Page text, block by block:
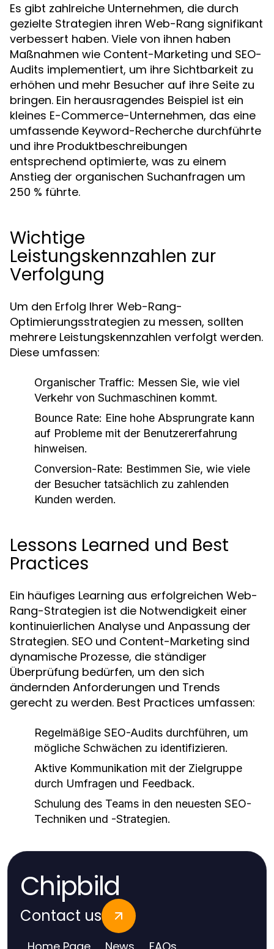
Es gibt zahlreiche Unternehmen, die durch
gezielte Strategien ihren Web-Rang signifikant
verbessert haben. Viele von ihnen haben
Maßnahmen wie Content-Marketing und SEO-
Audits implementiert, um ihre Sichtbarkeit zu
erhöhen und mehr Besucher auf ihre Seite zu
bringen. Ein herausragendes Beispiel ist ein
kleines E-Commerce-Unternehmen, das eine
umfassende Keyword-Recherche durchführte
und ihre Produktbeschreibungen
entsprechend optimierte, was zu einem
Anstieg der organischen Suchanfragen um
250 % führte.
Wichtige
Leistungskennzahlen zur
Verfolgung
Um den Erfolg Ihrer Web-Rang-
Optimierungsstrategien zu messen, sollten
mehrere Leistungskennzahlen verfolgt werden.
Diese umfassen:
Organischer Traffic: Messen Sie, wie viel
Verkehr von Suchmaschinen kommt.
Bounce Rate: Eine hohe Absprungrate kann
auf Probleme mit der Benutzererfahrung
hinweisen.
Conversion-Rate: Bestimmen Sie, wie viele
der Besucher tatsächlich zu zahlenden
Kunden werden.
Lessons Learned und Best
Practices
Ein häufiges Learning aus erfolgreichen Web-
Rang-Strategien ist die Notwendigkeit einer
kontinuierlichen Analyse und Anpassung der
Strategien. SEO und Content-Marketing sind
dynamische Prozesse, die ständiger
Überprüfung bedürfen, um den sich
ändernden Anforderungen und Trends
gerecht zu werden. Best Practices umfassen:
Regelmäßige SEO-Audits durchführen, um
mögliche Schwächen zu identifizieren.
Aktive Kommunikation mit der Zielgruppe
durch Umfragen und Feedback.
Schulung des Teams in den neuesten SEO-
Techniken und -Strategien.
Chipbild
Contact us